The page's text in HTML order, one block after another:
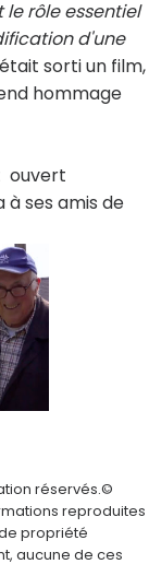
rôle essentiel
d'une
était sorti un film,
hommage
ouvert
ses amis de
réservés.©
reproduites
propriété
aucune de ces